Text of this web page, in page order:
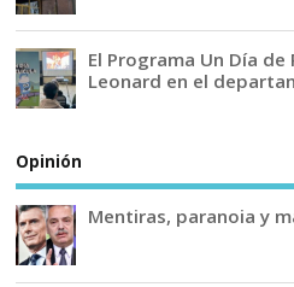
El Programa Un Día
Leonard en el
Opinión
Mentiras, paranoia y